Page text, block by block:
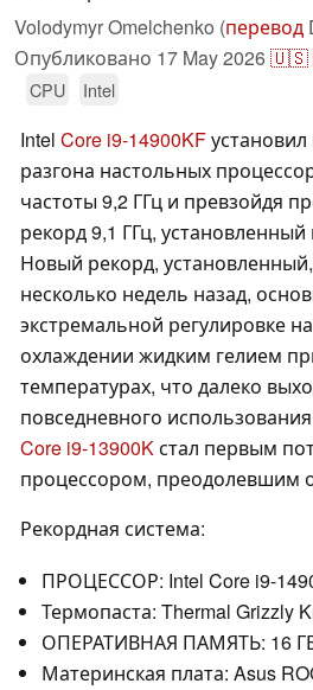
Volodymyr Omelchenko (перевод
Опубликовано 17 May 2026🇺🇸
CPU Intel
Intel Core i9-14900KF
разгона настольных
частоты 9,2 ГГц и превзойдя
рекорд 9,1 ГГц, установленный
Новый рекорд,
несколько недель назад,
экстремальной регулировке
охлаждении жидким гелием
температурах, что далеко
повседневного
Core i9-13900Kстал первым
процессором, преодолевшим
Рекордная система:
ПРОЦЕССОР: Intel Core i9-
Термопаста: Thermal Grizzly
ОПЕРАТИВНАЯ ПАМЯТЬ: 16
Материнская плата: Asus